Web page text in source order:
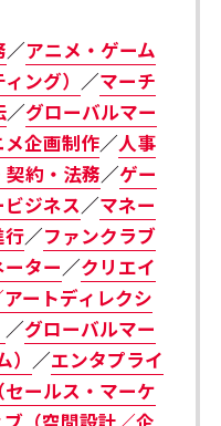
／アニメ・ゲーム
ング） ／マーチ
／グローバルマー
メ企画制作／人事
契約・法務／ゲー
ジネス／マネー
行／ファンクラブ
ター／クリエイ
ートディレクシ
／グローバルマー
／エンタプライ
ールス・マーケ